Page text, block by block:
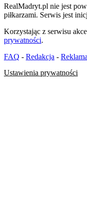
RealMadryt.pl nie jest
piłkarzami. Serwis jest
Korzystając z serwisu
prywatności.
FAQ - Redakcja - Reklama
Ustawienia prywatności